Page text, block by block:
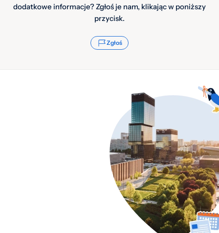
dodatkowe informacje? Zgłoś je nam, klikając w poniższy
przycisk.
Zgłoś